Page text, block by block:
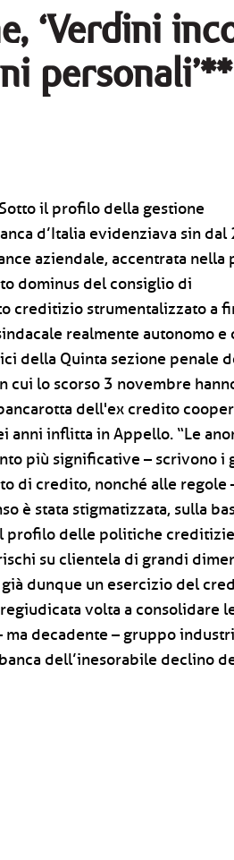
‘Verdini
personali’**
il profilo della gestione
d’Italia evidenziava sin dal
aziendale, accentrata nella
dominus del consiglio di
creditizio strumentalizzato a
realmente autonomo e
della Quinta sezione penale
cui lo scorso 3 novembre
dell'ex credito
anni inflitta in Appello. “Le
più significative – scrivono i
di credito, nonché alle regole
è stata stigmatizzata, sulla
profilo delle politiche creditizie
su clientela di grandi
dunque un esercizio del
volta a consolidare
decadente – gruppo
dell’inesorabile declino